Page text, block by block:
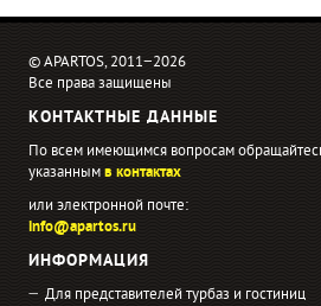
© APARTOS, 2011−2026
Все права защищены
КОНТАКТНЫЕ ДАННЫЕ
По всем имеющимся вопросам
указаннымв контактах
или электронной почте:
info@apartos.ru
ИНФОРМАЦИЯ
Для представителей турбаз и гостиниц